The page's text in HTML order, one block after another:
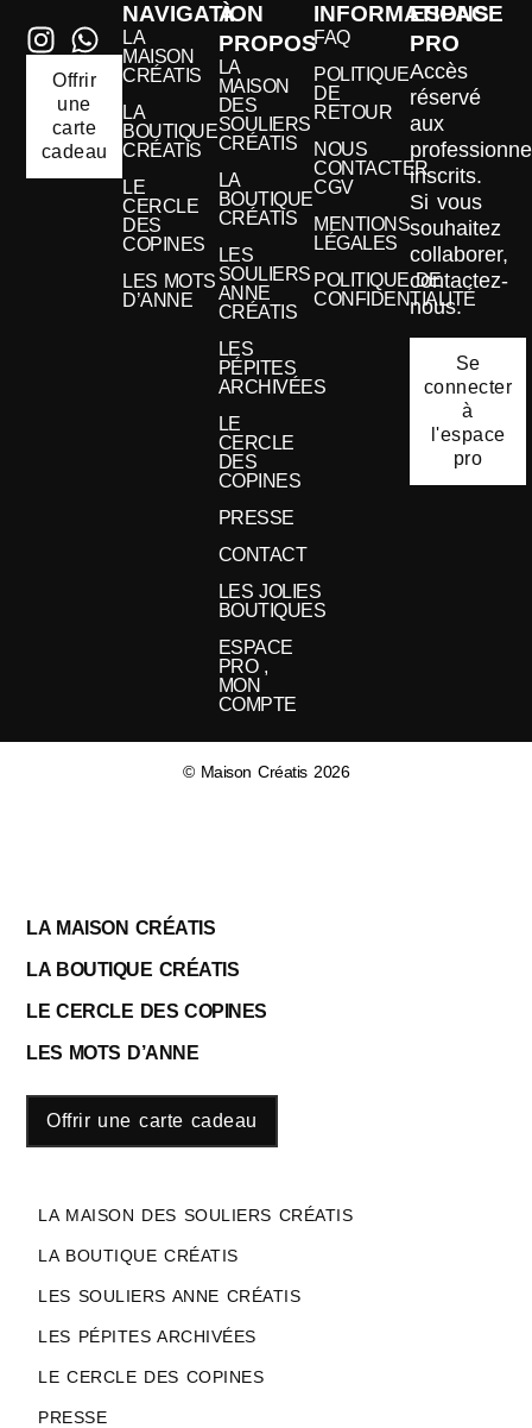
Offrir
une
carte
cadeau
NAVIGATION
LA
MAISON
CRÉATIS
LA
BOUTIQUE
CRÉATIS
LE
CERCLE
DES
COPINES
LES MOTS
D’ANNE
À
PROPOS
LA
MAISON
DES
SOULIERS
CRÉATIS
LA
BOUTIQUE
CRÉATIS
LES
SOULIERS
ANNE
CRÉATIS
LES
PÉPITES
ARCHIVÉES
LE
CERCLE
DES
COPINES
PRESSE
CONTACT
LES JOLIES
BOUTIQUES
ESPACE
PRO ,
MON
COMPTE
INFORMATIONS
FAQ
POLITIQUE
DE
RETOUR
NOUS
CONTACTER
CGV
MENTIONS
LÉGALES
POLITIQUE DE
CONFIDENTIALITÉ
ESPACE
PRO
Accès
réservé
aux
inscrits.
Si vous
souhaitez
collaborer,
contactez-
nous.
Se
connecter
à
l'espace
pro
© Maison Créatis 2026
LA MAISON CRÉATIS
LA BOUTIQUE CRÉATIS
LE CERCLE DES COPINES
LES MOTS D’ANNE
Offrir une carte cadeau
LA MAISON DES SOULIERS CRÉATIS
LA BOUTIQUE CRÉATIS
LES SOULIERS ANNE CRÉATIS
LES PÉPITES ARCHIVÉES
LE CERCLE DES COPINES
PRESSE